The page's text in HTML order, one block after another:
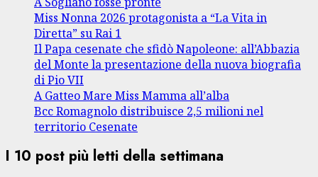
Miss Nonna 2026 protagonista a “La Vita in
Diretta” su Rai 1
Il Papa cesenate che sfidò Napoleone: all’Abbazia
del Monte la presentazione della nuova biografia
di Pio VII
A Gatteo Mare Miss Mamma all’alba
Bcc Romagnolo distribuisce 2,5 milioni nel
territorio Cesenate
I 10 post più letti della settimana